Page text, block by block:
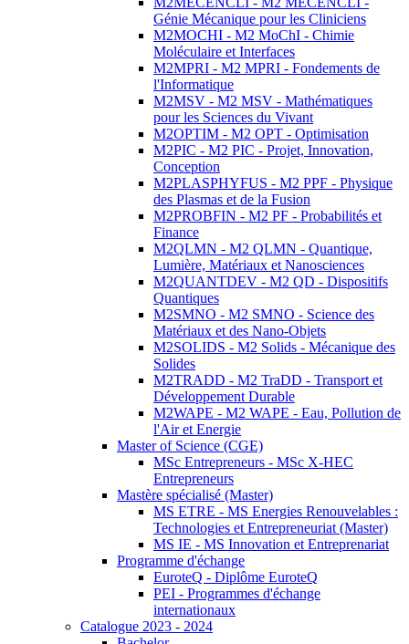
Génie Mécanique pour les Cliniciens
M2MOCHI - M2 MoChI - Chimie
Moléculaire et Interfaces
M2MPRI - M2 MPRI - Fondements de
l'Informatique
M2MSV - M2 MSV - Mathématiques
pour les Sciences du Vivant
M2OPTIM - M2 OPT - Optimisation
M2PIC - M2 PIC - Projet, Innovation,
Conception
M2PLASPHYFUS - M2 PPF - Physique
des Plasmas et de la Fusion
M2PROBFIN - M2 PF - Probabilités et
Finance
M2QLMN - M2 QLMN - Quantique,
Lumière, Matériaux et Nanosciences
M2QUANTDEV - M2 QD - Dispositifs
Quantiques
M2SMNO - M2 SMNO - Science des
Matériaux et des Nano-Objets
M2SOLIDS - M2 Solids - Mécanique des
Solides
M2TRADD - M2 TraDD - Transport et
Développement Durable
M2WAPE - M2 WAPE - Eau, Pollution de
l'Air et Energie
Master of Science (CGE)
MSc Entrepreneurs - MSc X-HEC
Entrepreneurs
Mastère spécialisé (Master)
MS ETRE - MS Energies Renouvelables :
Technologies et Entrepreneuriat (Master)
MS IE - MS Innovation et Entreprenariat
Programme d'échange
EuroteQ - Diplôme EuroteQ
PEI - Programmes d'échange
internationaux
Catalogue 2023 - 2024